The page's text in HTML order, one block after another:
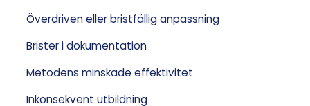
Överdriven eller bristfällig anpassning
Brister i dokumentation
Metodens minskade effektivitet
Inkonsekvent utbildning